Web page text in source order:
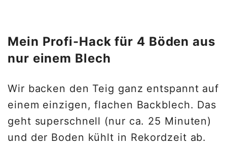
Mein Profi-Hack für 4 Böden aus
nur einem Blech
Wir backen den Teig ganz entspannt auf
einem einzigen, flachen Backblech. Das
geht superschnell (nur ca. 25 Minuten)
und der Boden kühlt in Rekordzeit ab.